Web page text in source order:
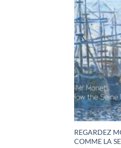
REGARDEZ
COMME LA